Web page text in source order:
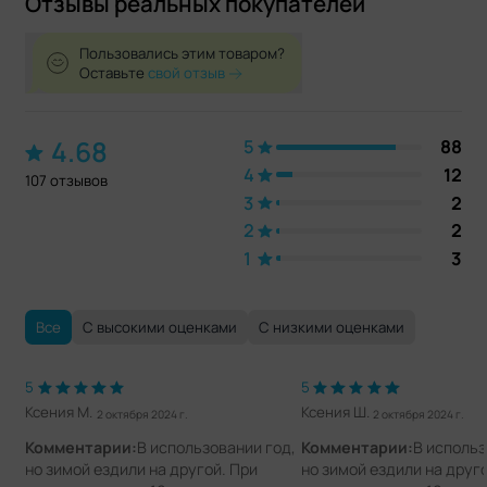
Пользовались этим товаром?
Оставьтесвой отзыв
4.68
107 отзывов
5
88
4
12
3
2
2
2
1
3
Все С высокими оценками С низкими оценками
5
Ксения М. 2 октября 2024 г.
Комментарии:В использовании год,
но зимой ездили на другой. При
5
Ксения Ш. 2 октября 2024 г.
Комментарии:В
но зимой ездили на